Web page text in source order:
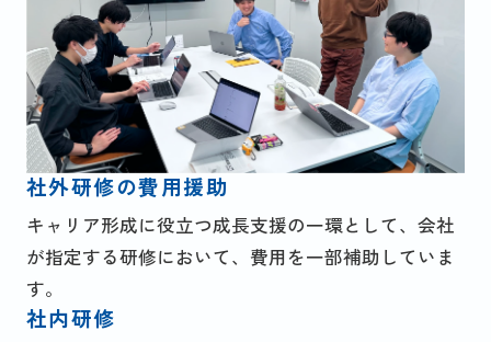
社外研修の費用援助
キャリア形成に役立つ成長支援の一環として、会社
が指定する研修において、費用を一部補助していま
す。
社内研修